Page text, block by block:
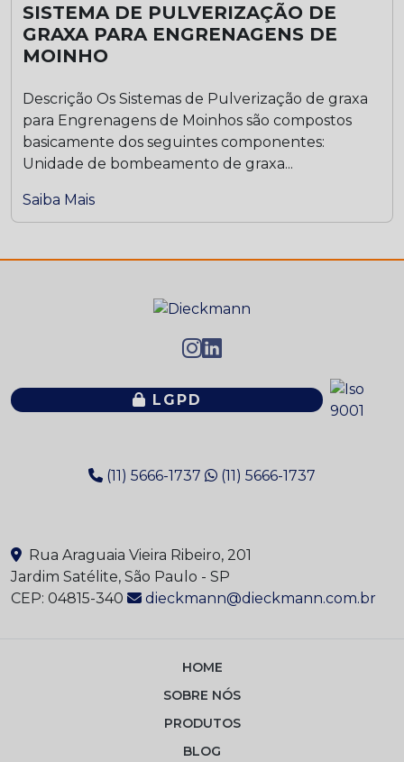
SISTEMA DE PULVERIZAÇÃO DE
GRAXA PARA ENGRENAGENS DE
MOINHO
Descrição Os Sistemas de Pulverização de graxa
para Engrenagens de Moinhos são compostos
basicamente dos seguintes componentes:
Unidade de bombeamento de graxa...
Saiba Mais
LGPD
(11) 5666-1737 (11) 5666-1737
Rua Araguaia Vieira Ribeiro, 201
Jardim Satélite, São Paulo - SP
CEP: 04815-340
dieckmann@dieckmann.com.br
HOME
SOBRE NÓS
PRODUTOS
BLOG